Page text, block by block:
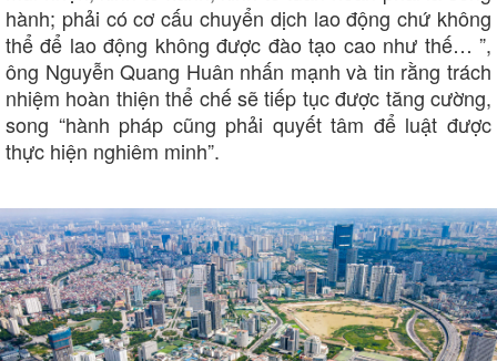
hành; phải có cơ cấu chuyển dịch lao động chứ không
thể để lao động không được đào tạo cao như thế… ”,
ông Nguyễn Quang Huân nhấn mạnh và tin rằng trách
nhiệm hoàn thiện thể chế sẽ tiếp tục được tăng cường,
song “hành pháp cũng phải quyết tâm để luật được
thực hiện nghiêm minh”.